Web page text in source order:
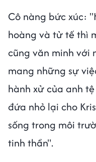
Cô nàng bức xúc:
hoàng và tử tế thì
cũng văn minh với
mang những sự
hành xử của anh
đứa nhỏ lại cho
sống trong môi
tinh thần".